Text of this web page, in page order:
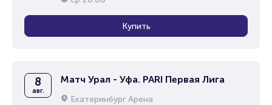
Купить
8
авг.
Матч Урал - Уфа. PARI Первая Лига
Екатеринбург Арена